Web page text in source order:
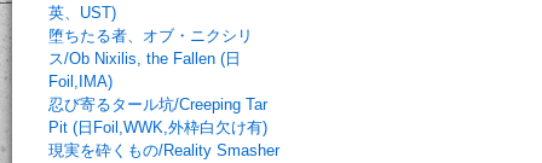
英、UST)
堕ちたる者、オブ・ニクシリ
ス/Ob Nixilis, the Fallen (日
Foil,IMA)
忍び寄るタール坑/Creeping Tar
Pit (日Foil,WWK,外枠白欠け有)
現実を砕くもの/Reality Smasher